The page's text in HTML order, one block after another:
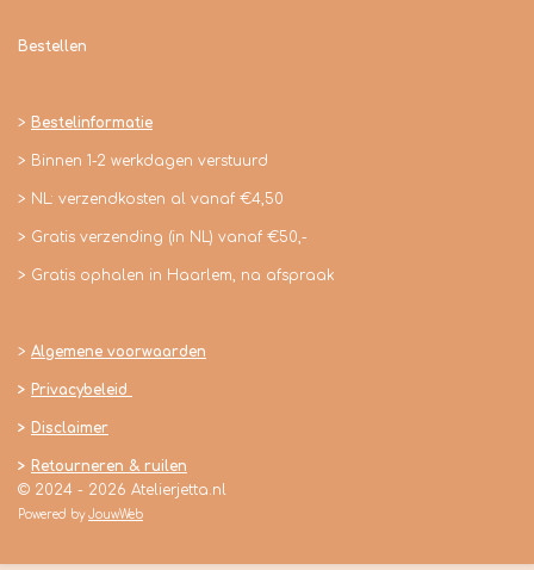
Bestellen
> Bestelinformatie
> Binnen 1-2 werkdagen verstuurd
> NL: verzendkosten al vanaf €4,50
> Gratis verzending (in NL) vanaf €50,-
> Gratis ophalen in Haarlem, na afspraak
> Algemene voorwaarden
> Privacybeleid
> Disclaimer
> Retourneren & ruilen
© 2024 - 2026 Atelierjetta.nl
Powered byJouwWeb